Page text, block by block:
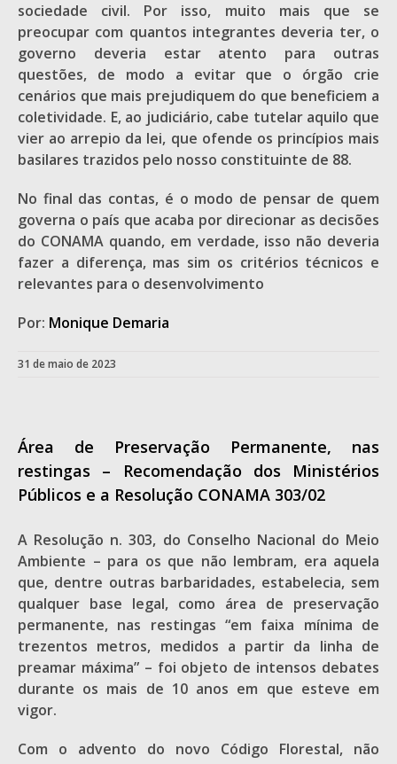
sociedade civil. Por isso, muito mais que se
preocupar com quantos integrantes deveria ter, o
governo deveria estar atento para outras
questões, de modo a evitar que o órgão crie
cenários que mais prejudiquem do que beneficiem a
coletividade. E, ao judiciário, cabe tutelar aquilo que
vier ao arrepio da lei, que ofende os princípios mais
basilares trazidos pelo nosso constituinte de 88.
No final das contas, é o modo de pensar de quem
governa o país que acaba por direcionar as decisões
do CONAMA quando, em verdade, isso não deveria
fazer a diferença, mas sim os critérios técnicos e
relevantes para o desenvolvimento
Por: Monique Demaria
31 de maio de 2023
Área de Preservação Permanente, nas
restingas – Recomendação dos Ministérios
Públicos e a Resolução CONAMA 303/02
A Resolução n. 303, do Conselho Nacional do Meio
Ambiente – para os que não lembram, era aquela
que, dentre outras barbaridades, estabelecia, sem
qualquer base legal, como área de preservação
permanente, nas restingas “em faixa mínima de
trezentos metros, medidos a partir da linha de
preamar máxima” – foi objeto de intensos debates
durante os mais de 10 anos em que esteve em
vigor.
Com o advento do novo Código Florestal, não